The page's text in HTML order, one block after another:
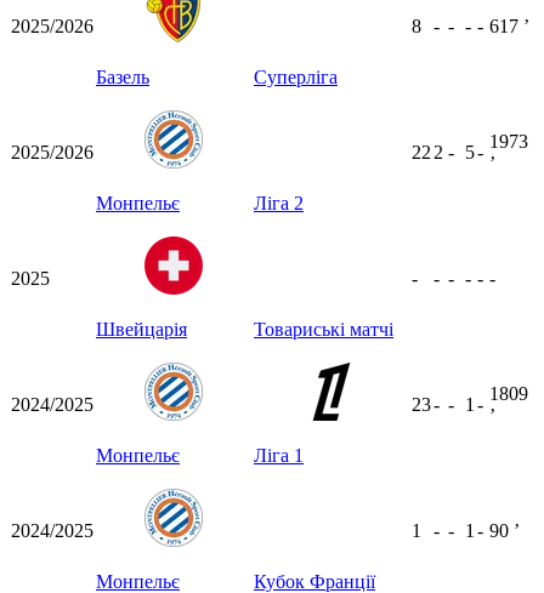
2025/2026
Базель Суперліга
8 - - - - 617 ʼ
2025/2026
Монпельє Ліга 2
22 2 - 5-
1973
ʼ
2025
Швейцарія Товариські матчі
- - - - - -
2024/2025
Монпельє Ліга 1
23- - 1 -
1809
ʼ
2024/2025
Монпельє Кубок Франції
1 - - 1 - 90 ʼ